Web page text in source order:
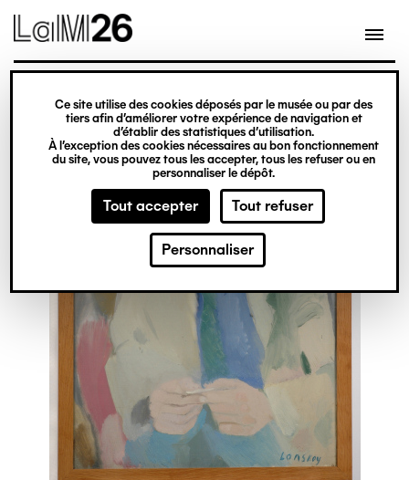
Gestion des cookies
Ce site utilise des cookies déposés par le musée ou par des
tiers afin d’améliorer votre expérience de navigation et
d’établir des statistiques d’utilisation.
À l’exception des cookies nécessaires au bon fonctionnement
du site, vous pouvez tous les accepter, tous les refuser ou en
personnaliser le dépôt.
Tout accepter Tout refuser
Personnaliser
contenu